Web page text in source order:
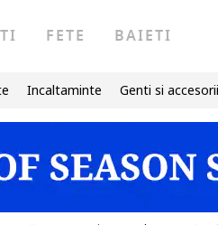
FETE BAIETI
Incaltaminte Genti si accesorii